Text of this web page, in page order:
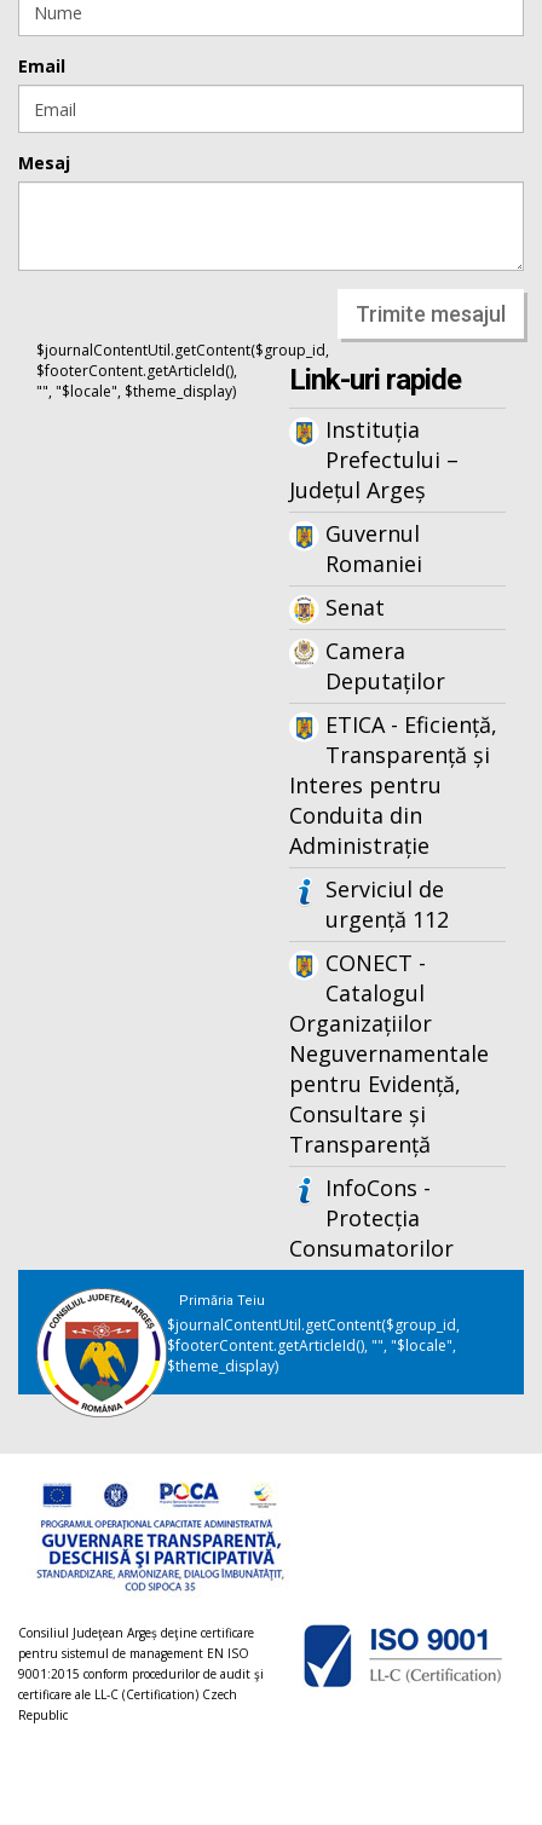
Email
Mesaj
Trimite mesajul
$journalContentUtil.getContent($group_id,
$footerContent.getArticleId(),
"", "$locale", $theme_display)
Link-uri rapide
Instituția
Prefectului –
Județul Argeș
Guvernul
Romaniei
Senat
Camera
Deputaților
ETICA - Eficiență,
Transparență și
Interes pentru
Conduita din
Administrație
Serviciul de
urgență 112
CONECT -
Catalogul
Organizațiilor
Neguvernamentale
pentru Evidență,
Consultare și
Transparență
InfoCons -
Protecția
Consumatorilor
Primăria Teiu
$journalContentUtil.getContent($group_id,
$footerContent.getArticleId(), "", "$locale",
$theme_display)
Consiliul Judeţean Argeș deţine certificare
pentru sistemul de management EN ISO
9001:2015 conform procedurilor de audit şi
certificare ale LL-C (Certification) Czech
Republic